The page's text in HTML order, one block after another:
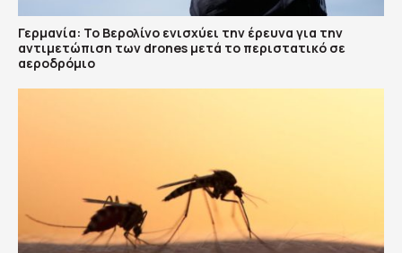
Γερμανία: Το Βερολίνο ενισχύει την έρευνα για την
αντιμετώπιση των drones μετά το περιστατικό σε
αεροδρόμιο